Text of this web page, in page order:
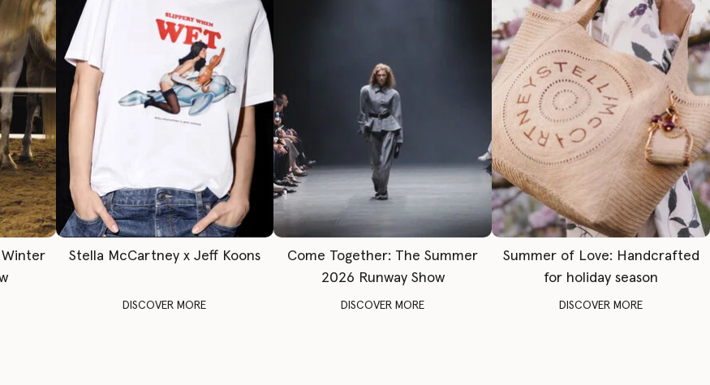
Winter
Stella McCartney x Jeff Koons
DISCOVER MORE
Come Together: The Summer
2026 Runway Show
DISCOVER MORE
Summer of Love: Handcrafted
for holiday season
DISCOVER MORE